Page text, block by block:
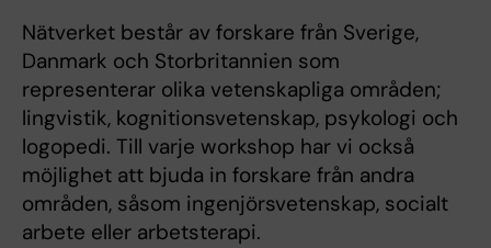
Nätverket består av forskare från Sverige,
Danmark och Storbritannien som
representerar olika vetenskapliga områden;
lingvistik, kognitionsvetenskap, psykologi och
logopedi. Till varje workshop har vi också
möjlighet att bjuda in forskare från andra
områden, såsom ingenjörsvetenskap, socialt
arbete eller arbetsterapi.